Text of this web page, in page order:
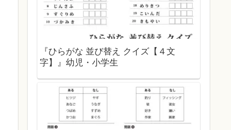
『ひらがな 並び替え クイズ【４文
字】』幼児・小学生